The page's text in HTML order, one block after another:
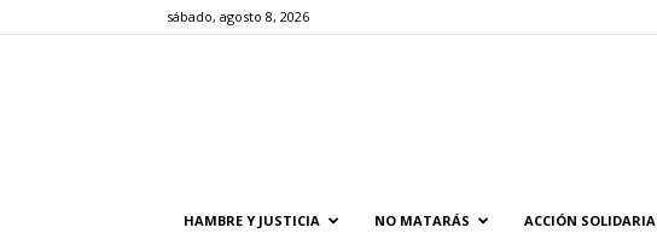
sábado, agosto 8, 2026
HAMBRE Y JUSTICIA NO MATARÁS ACCIÓN SOLIDARIA